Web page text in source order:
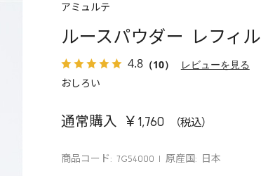
アミュルテ
ルースパウダー レフィル
4.8（10） レビューを見る
おしろい
通常購入 ￥1,760
商品コード: 7G54000 原産国: 日本